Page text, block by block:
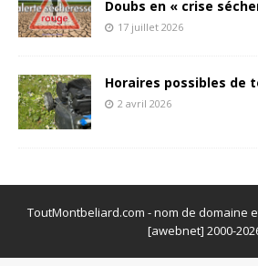
Doubs en « crise
17 juillet 2026
Horaires possibles de
2 avril 2026
ToutMontbeliard.com - nom de domaine
[awebnet] 2000-